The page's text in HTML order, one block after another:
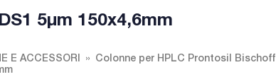
5µm 150x4,6mm
E ACCESSORI
Colonne per HPLC Prontosil Bischoff